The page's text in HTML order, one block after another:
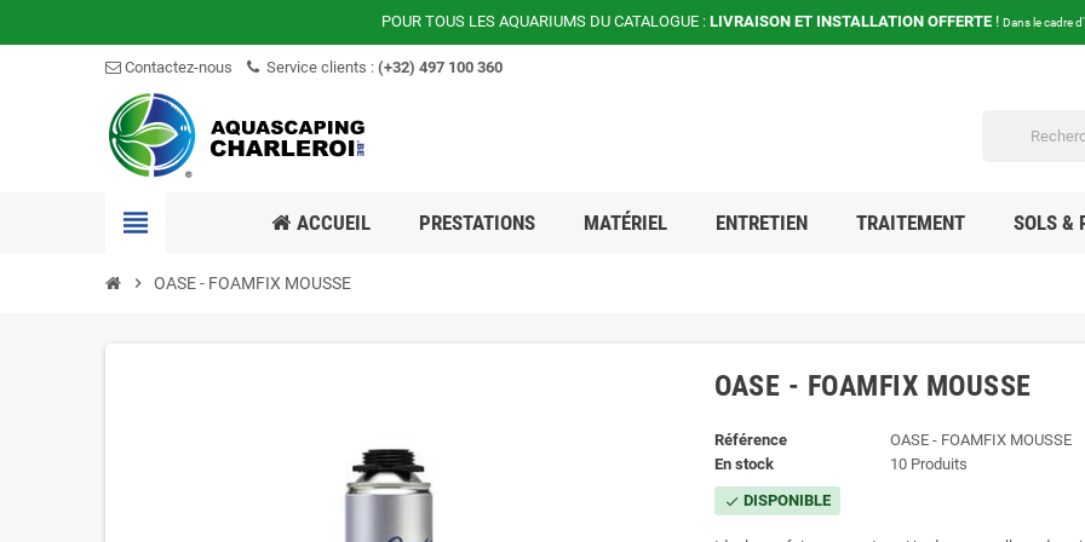
POUR TOUS LES AQUARIUMS DU CATALOGUE : LIVRAISON ET INSTALLATION OFFERTE ! Dans le cadre
Contactez-nous Service clients : (+32) 497 100 360
view_headline ACCUEIL PRESTATIONS MATÉRIEL ENTRETIEN TRAITEMENT SOLS &
chevron_right OASE - FOAMFIX MOUSSE
OASE - FOAMFIX MOUSSE
Référence
OASE - FOAMFIX MOUSSE
En stock
10 Produits
check DISPONIBLE